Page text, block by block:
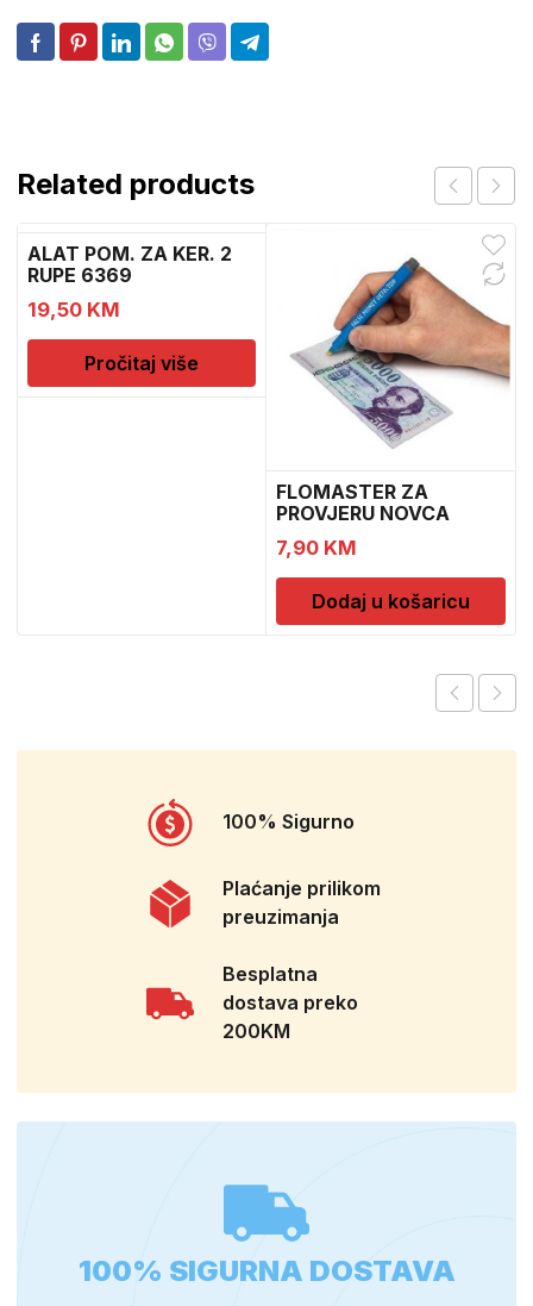
Related products
ALAT POM. ZA KER. 2
RUPE 6369
19,50 KM
Pročitaj više
FLOMASTER ZA
PROVJERU NOVCA
SAFESCAN 30
7,90 KM
Dodaj u košaricu
100% Sigurno
Plaćanje prilikom
preuzimanja
Besplatna
dostava preko
200KM
100% SIGURNA DOSTAVA